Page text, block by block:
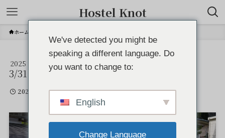
Hostel Knot
ホーム
DSC01514
2025
3/31
2025年3月31日
We've detected you might be
speaking a different language. Do
you want to change to:
English
Change Language